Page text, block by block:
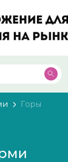
все города
Горы